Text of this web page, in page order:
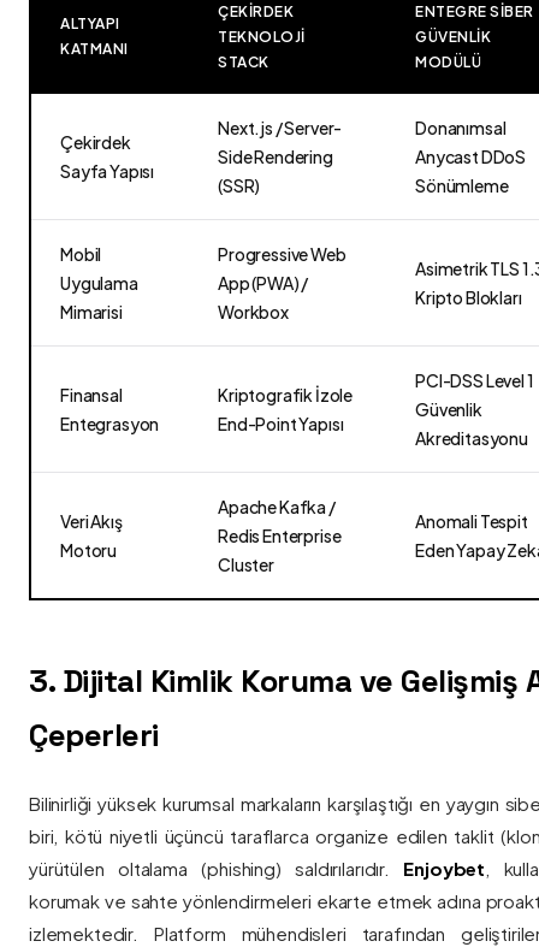
ALTYAPI
KATMANI
ÇEKIRDEK
TEKNOLOJI
STACK
ENTEGRE SIBER
GÜVENLIK
MODÜLÜ
Çekirdek
Sayfa Yapısı
Next.js / Server-
Side Rendering
(SSR)
Donanımsal
Anycast DDoS
Sönümleme
Mobil
Uygulama
Mimarisi
Progressive Web
App (PWA) /
Workbox
Asimetrik TLS
Kripto Blokları
Finansal
Entegrasyon
Kriptografik İzole
End-Point Yapısı
PCI-DSS Level 1
Güvenlik
Akreditasyonu
Veri Akış
Motoru
Apache Kafka /
Redis Enterprise
Cluster
Anomali Tespit
Eden Yapay
3. Dijital Kimlik Koruma ve Gelişmiş
Çeperleri
Bilinirliği yüksek kurumsal markaların karşılaştığı en yaygın
biri, kötü niyetli üçüncü taraflarca organize edilen taklit
yürütülen oltalama (phishing) saldırılarıdır. Enjoybet ,
korumak ve sahte yönlendirmeleri ekarte etmek adına
izlemektedir. Platform mühendisleri tarafından